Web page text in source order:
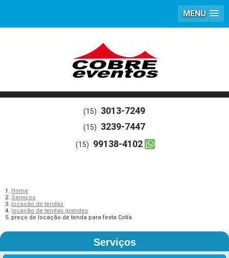
MENU
(15) 3013-7249
(15) 3239-7447
(15) 99138-4102
Home
Serviços
locação de tendas
locação de tendas grandes
preço de locação de tenda para festa Cotia
Serviços